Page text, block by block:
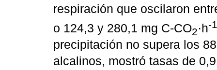
respiración que oscilaron
o 124,3 y 280,1 mg C-CO2·h-1
precipitación no supera los
alcalinos, mostró tasas de